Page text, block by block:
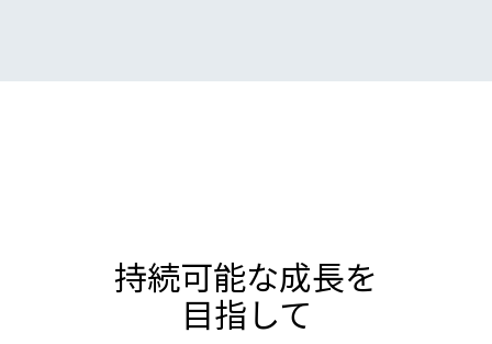
持続可能な成長を
目指して